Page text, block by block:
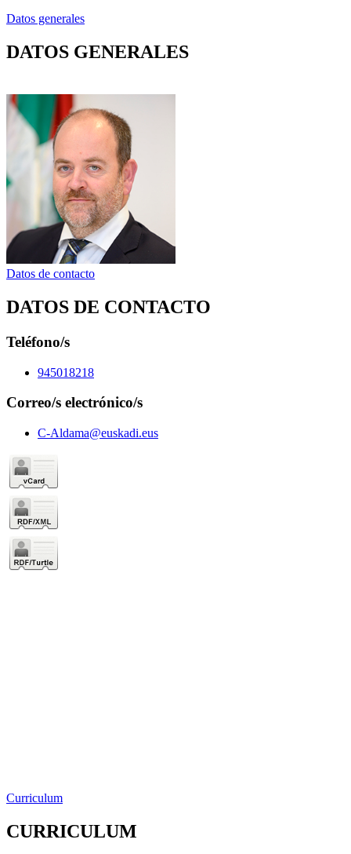
Datos generales
DATOS GENERALES
Datos de contacto
DATOS DE CONTACTO
Teléfono/s
945018218
Correo/s electrónico/s
C-Aldama@euskadi.eus
Curriculum
CURRICULUM